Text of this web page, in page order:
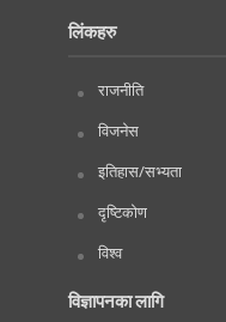
लिंकहरु
राजनीति
विजनेस
इतिहास/सभ्यता
दृष्टिकोण
विश्व
विज्ञापनका लागि